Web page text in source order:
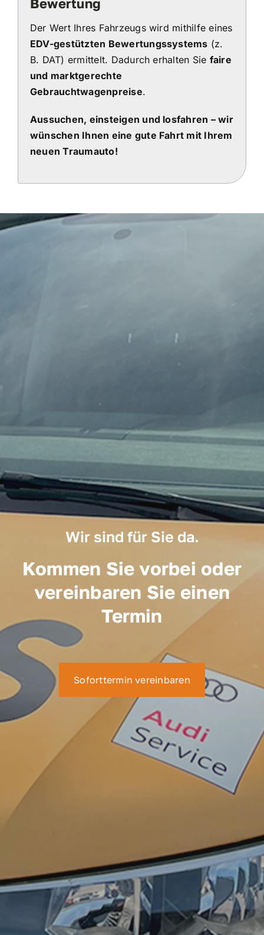
Der Wert Ihres Fahrzeugs wird mithilfe eines
EDV-gestützten Bewertungssystems (z.
B. DAT) ermittelt. Dadurch erhalten Sie faire
und marktgerechte
Gebrauchtwagenpreise.
Aussuchen, einsteigen und losfahren – wir
wünschen Ihnen eine gute Fahrt mit Ihrem
neuen Traumauto!
Wir sind für Sie da.
Kommen Sie vorbei oder
vereinbaren Sie einen
Termin
Soforttermin vereinbaren